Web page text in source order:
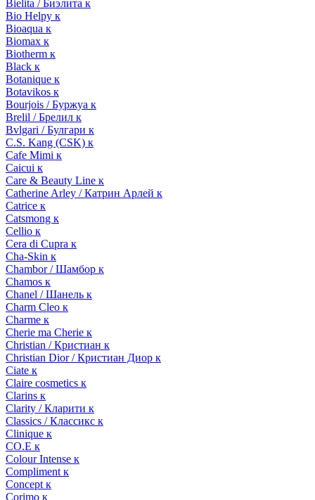
Bielita / Биэлита к
Bio Helpy к
Bioaqua к
Biomax к
Biotherm к
Black к
Botanique к
Botavikos к
Bourjois / Буржуа к
Brelil / Брелил к
Bvlgari / Булгари к
C.S. Kang (CSK) к
Cafe Mimi к
Caicui к
Care & Beauty Line к
Catherine Arley / Катрин Арлей к
Catrice к
Catsmong к
Cellio к
Cera di Cupra к
Cha-Skin к
Chambor / Шамбор к
Chamos к
Chanel / Шанель к
Charm Cleo к
Charme к
Cherie ma Cherie к
Christian / Кристиан к
Christian Dior / Кристиан Диор к
Ciate к
Claire cosmetics к
Clarins к
Clarity / Кларити к
Classics / Классикс к
Clinique к
CO.E к
Colour Intense к
Compliment к
Concept к
Corimo к